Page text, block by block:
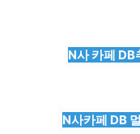
N사 카페
N사카페 DB